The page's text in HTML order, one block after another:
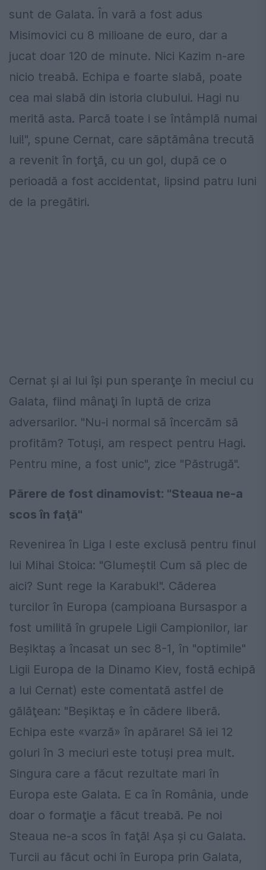
sunt de Galata. În vară a fost adus
Misimovici cu 8 milioane de euro, dar a
jucat doar 120 de minute. Nici Kazim n-are
nicio treabă. Echipa e foarte slabă, poate
cea mai slabă din istoria clubului. Hagi nu
merită asta. Parcă toate i se întâmplă numai
lui!", spune Cernat, care săptămâna trecută
a revenit în forţă, cu un gol, după ce o
perioadă a fost accidentat, lipsind patru luni
de la pregătiri.
Cernat şi ai lui îşi pun speranţe în meciul cu
Galata, fiind mânaţi în luptă de criza
adversarilor. "Nu-i normal să încercăm să
profităm? Totuşi, am respect pentru Hagi.
Pentru mine, a fost unic", zice "Păstrugă".
Părere de fost dinamovist: "Steaua ne-a
scos în faţă"
Revenirea în Liga I este exclusă pentru finul
lui Mihai Stoica: "Glumeşti! Cum să plec de
aici? Sunt rege la Karabuk!". Căderea
turcilor în Europa (campioana Bursaspor a
fost umilită în grupele Ligii Campionilor, iar
Beşiktaş a încasat un sec 8-1, în "optimile"
Ligii Europa de la Dinamo Kiev, fostă echipă
a lui Cernat) este comentată astfel de
gălăţean: "Beşiktaş e în cădere liberă.
Echipa este «varză» în apărare! Să iei 12
goluri în 3 meciuri este totuşi prea mult.
Singura care a făcut rezultate mari în
Europa este Galata. E ca în România, unde
doar o formaţie a făcut treabă. Pe noi
Steaua ne-a scos în faţă! Aşa şi cu Galata.
Turcii au făcut ochi în Europa prin Galata,